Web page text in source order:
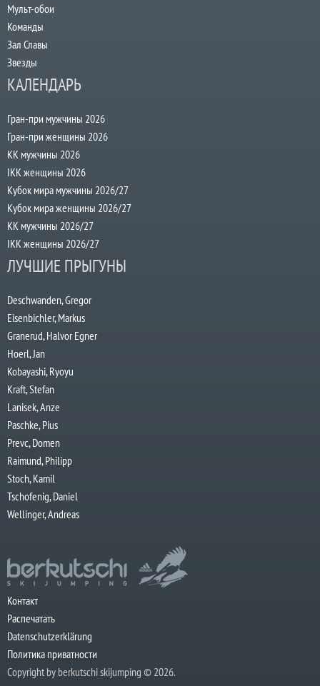
Мульт-обои
Команды
Зал Славы
Звезды
КАЛЕНДАРЬ
Гран-при мужчины 2026
Гран-при женщины 2026
КК мужчины 2026
IKK женщины 2026
Кубок мира мужчины 2026/27
Кубок мира женщины 2026/27
КК мужчины 2026/27
IKK женщины 2026/27
ЛУЧШИЕ ПРЫГУНЫ
Deschwanden, Gregor
Eisenbichler, Markus
Granerud, Halvor Egner
Hoerl, Jan
Kobayashi, Ryoyu
Kraft, Stefan
Lanisek, Anze
Paschke, Pius
Prevc, Domen
Raimund, Philipp
Stoch, Kamil
Tschofenig, Daniel
Wellinger, Andreas
Контакт
Распечатать
Datenschutzerklärung
Политика приватности
Copyright by berkutschi skijumping © 2026.